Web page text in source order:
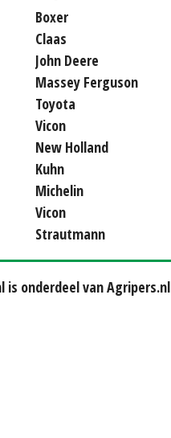
Boxer
Claas
John Deere
Massey Ferguson
Toyota
Vicon
New Holland
Kuhn
Michelin
Vicon
Strautmann
onderdeel van Agripers.nl